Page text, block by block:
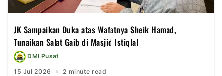
JK Sampaikan Duka atas Wafatnya Sheik Hamad,
Tunaikan Salat Gaib di Masjid Istiqlal
DMI Pusat
15 Jul 2026 2 minute read